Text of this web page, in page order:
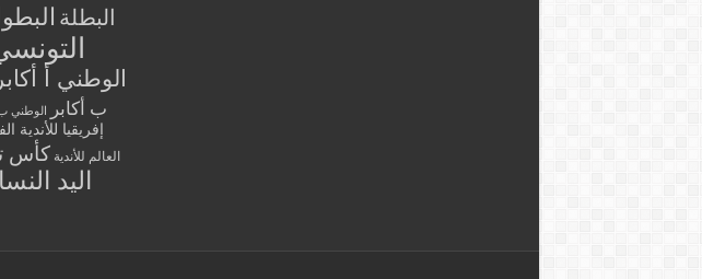
البطلة
الوطني أ أكابر
ب أكابر
الوطني
إفريقيا للأندية
العالم للأندية كأس
اليد